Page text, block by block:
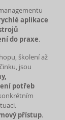
aplikace
do praxe.
školení až
jsou
potřeb
přístup.